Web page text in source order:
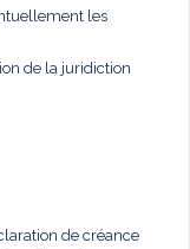
les
de la juridiction
de créance